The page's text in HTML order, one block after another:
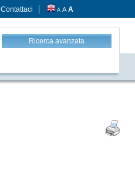
Contattaci A A A
Ricerca avanzata